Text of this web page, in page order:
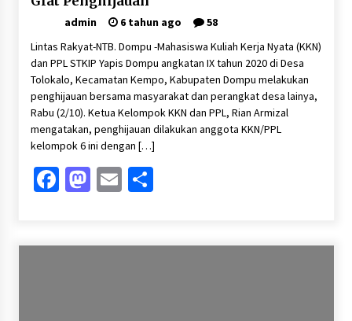
admin 6 tahun ago
58
Lintas Rakyat-NTB. Dompu -Mahasiswa Kuliah Kerja Nyata (KKN)
dan PPL STKIP Yapis Dompu angkatan IX tahun 2020 di Desa
Tolokalo, Kecamatan Kempo, Kabupaten Dompu melakukan
penghijauan bersama masyarakat dan perangkat desa lainya,
Rabu (2/10). Ketua Kelompok KKN dan PPL, Rian Armizal
mengatakan, penghijauan dilakukan anggota KKN/PPL
kelompok 6 ini dengan […]
Facebook
Mastodon
EmailShare